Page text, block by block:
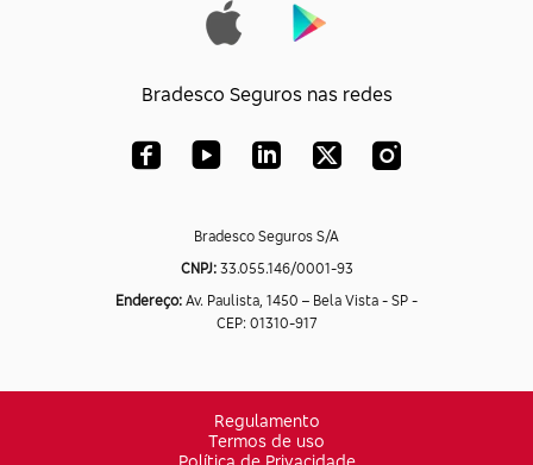
Bradesco Seguros nas redes
Bradesco Seguros S/A
CNPJ:33.055.146/0001-93
Endereço: Av. Paulista, 1450 – Bela Vista - SP -
CEP: 01310-917
Regulamento
Termos de uso